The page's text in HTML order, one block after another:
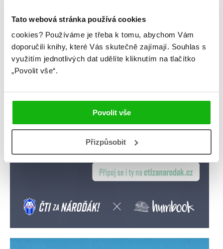
Tato webová stránka používá cookies
cookies? Používáme je třeba k tomu, abychom Vám
doporučili knihy, které Vás skutečně zajímají. Souhlas s
využitím jednotlivých dat udělíte kliknutím na tlačítko
„Povolit vše“.
Povolit vše
Přizpůsobit